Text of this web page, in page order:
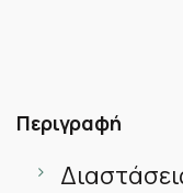
Περιγραφή